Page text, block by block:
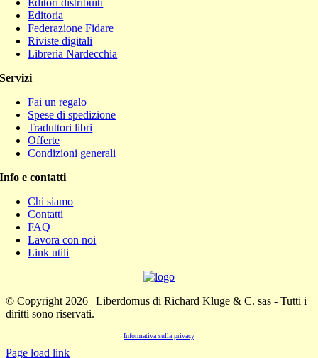
Editoria
Federazione Fidare
Riviste digitali
Libreria Nardecchia
Servizi
Fai un regalo
Spese di spedizione
Traduttori libri
Offerte
Condizioni generali
Info e contatti
Chi siamo
Contatti
FAQ
Lavora con noi
Link utili
© Copyright 2026 | Liberdomus di Richard Kluge & C. sas - Tutti i
diritti sono riservati.
Informativa sulla privacy
Page load link